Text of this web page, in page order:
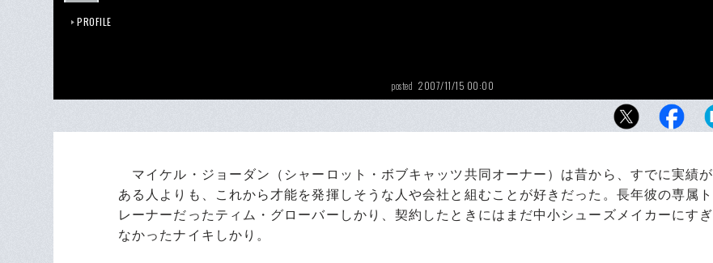
PROFILE
posted 2007/11/15 00:00
マイケル・ジョーダン（シャーロット・ボブキャッツ共同オーナー）は昔から、すでに実績が
ある人よりも、これから才能を発揮しそうな人や会社と組むことが好きだった。長年彼の専属ト
レーナーだったティム・グローバーしかり、契約したときにはまだ中小シューズメイカーにすぎ
なかったナイキしかり。